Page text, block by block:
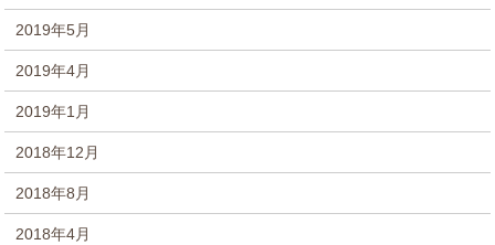
2019年5月
2019年4月
2019年1月
2018年12月
2018年8月
2018年4月